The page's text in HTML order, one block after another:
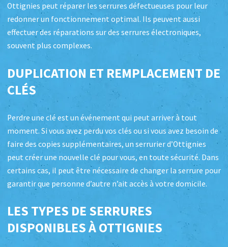
Ottignies peut réparer les serrures défectueuses pour leur
redonner un fonctionnement optimal. Ils peuvent aussi
effectuer des réparations sur des serrures électroniques,
souvent plus complexes.
DUPLICATION ET REMPLACEMENT DE
CLÉS
Perdre une clé est un événement qui peut arriver à tout
moment. Si vous avez perdu vos clés ou si vous avez besoin de
faire des copies supplémentaires, un serrurier d’Ottignies
peut créer une nouvelle clé pour vous, en toute sécurité. Dans
certains cas, il peut être nécessaire de changer la serrure pour
garantir que personne d’autre n’ait accès à votre domicile.
LES TYPES DE SERRURES
DISPONIBLES À OTTIGNIES